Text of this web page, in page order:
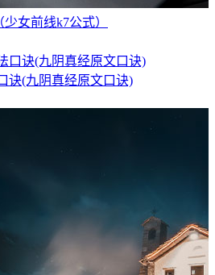
女前线k7公式）
诀(九阴真经原文口诀)